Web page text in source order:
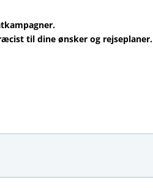
til dine ønsker og rejseplaner.